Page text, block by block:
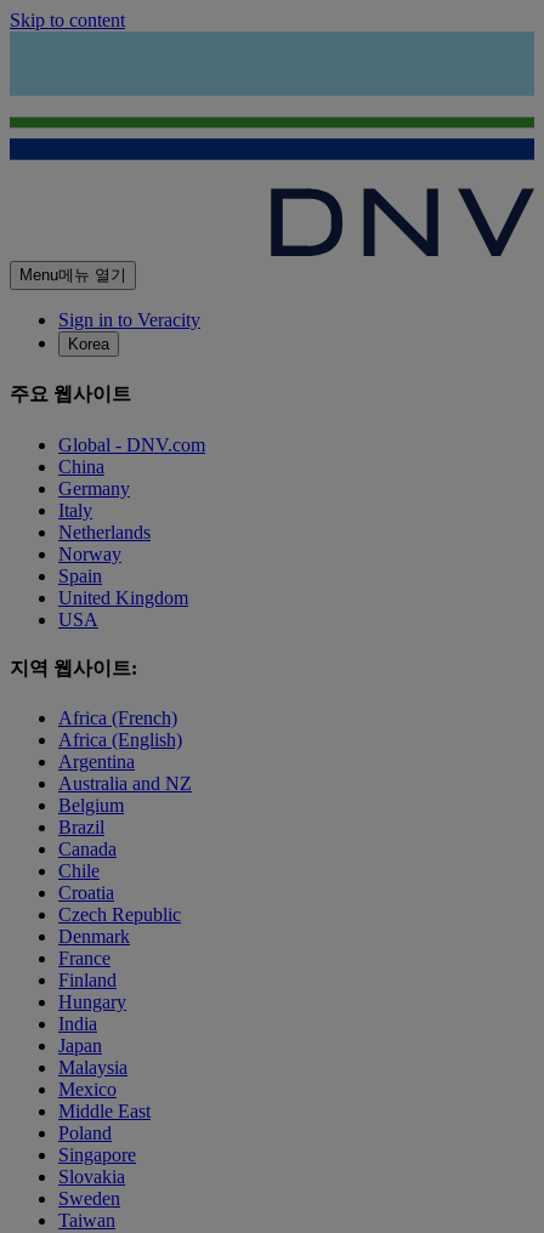
Skip to content
Menu메뉴 열기
Sign in to Veracity
Korea
주요 웹사이트
Global - DNV.com
China
Germany
Italy
Netherlands
Norway
Spain
United Kingdom
USA
지역 웹사이트:
Africa (French)
Africa (English)
Argentina
Australia and NZ
Belgium
Brazil
Canada
Chile
Croatia
Czech Republic
Denmark
France
Finland
Hungary
India
Japan
Malaysia
Mexico
Middle East
Poland
Singapore
Slovakia
Sweden
Taiwan